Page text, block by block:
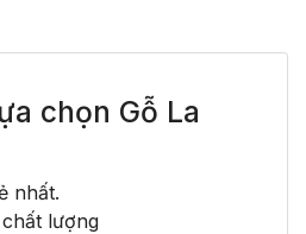
chọn Gỗ La
nhất.
lượng